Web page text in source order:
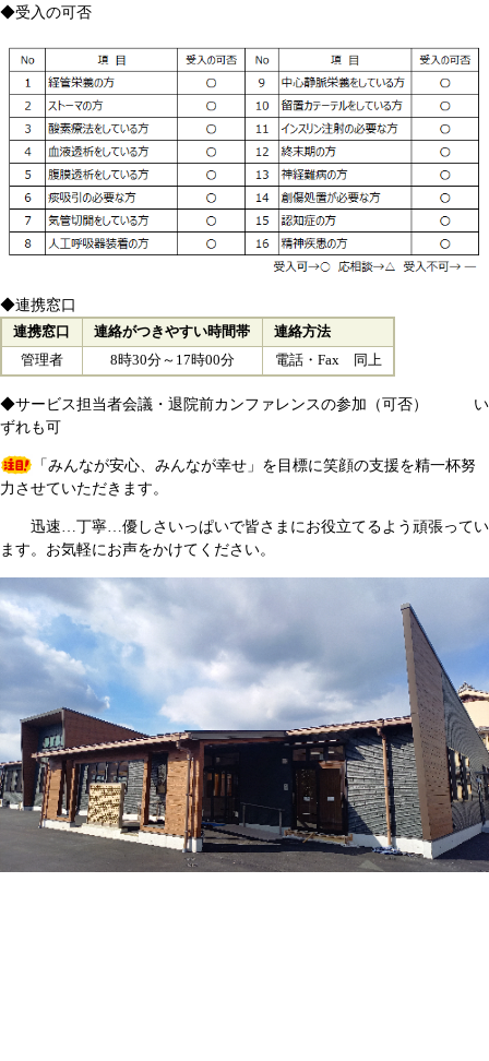
◆受入の可否
◆連携窓口
連携窓口 連絡がつきやすい時間帯
連絡方法
管理者
8時30分～17時00分 電話・Fax 同上
◆サービス担当者会議・退院前カンファレンスの参加（可否） い
ずれも可
「みんなが安心、みんなが幸せ」を目標に笑顔の支援を精一杯努
力させていただきます。
迅速…丁寧…優しさいっぱいで皆さまにお役立てるよう頑張ってい
ます。お気軽にお声をかけてください。